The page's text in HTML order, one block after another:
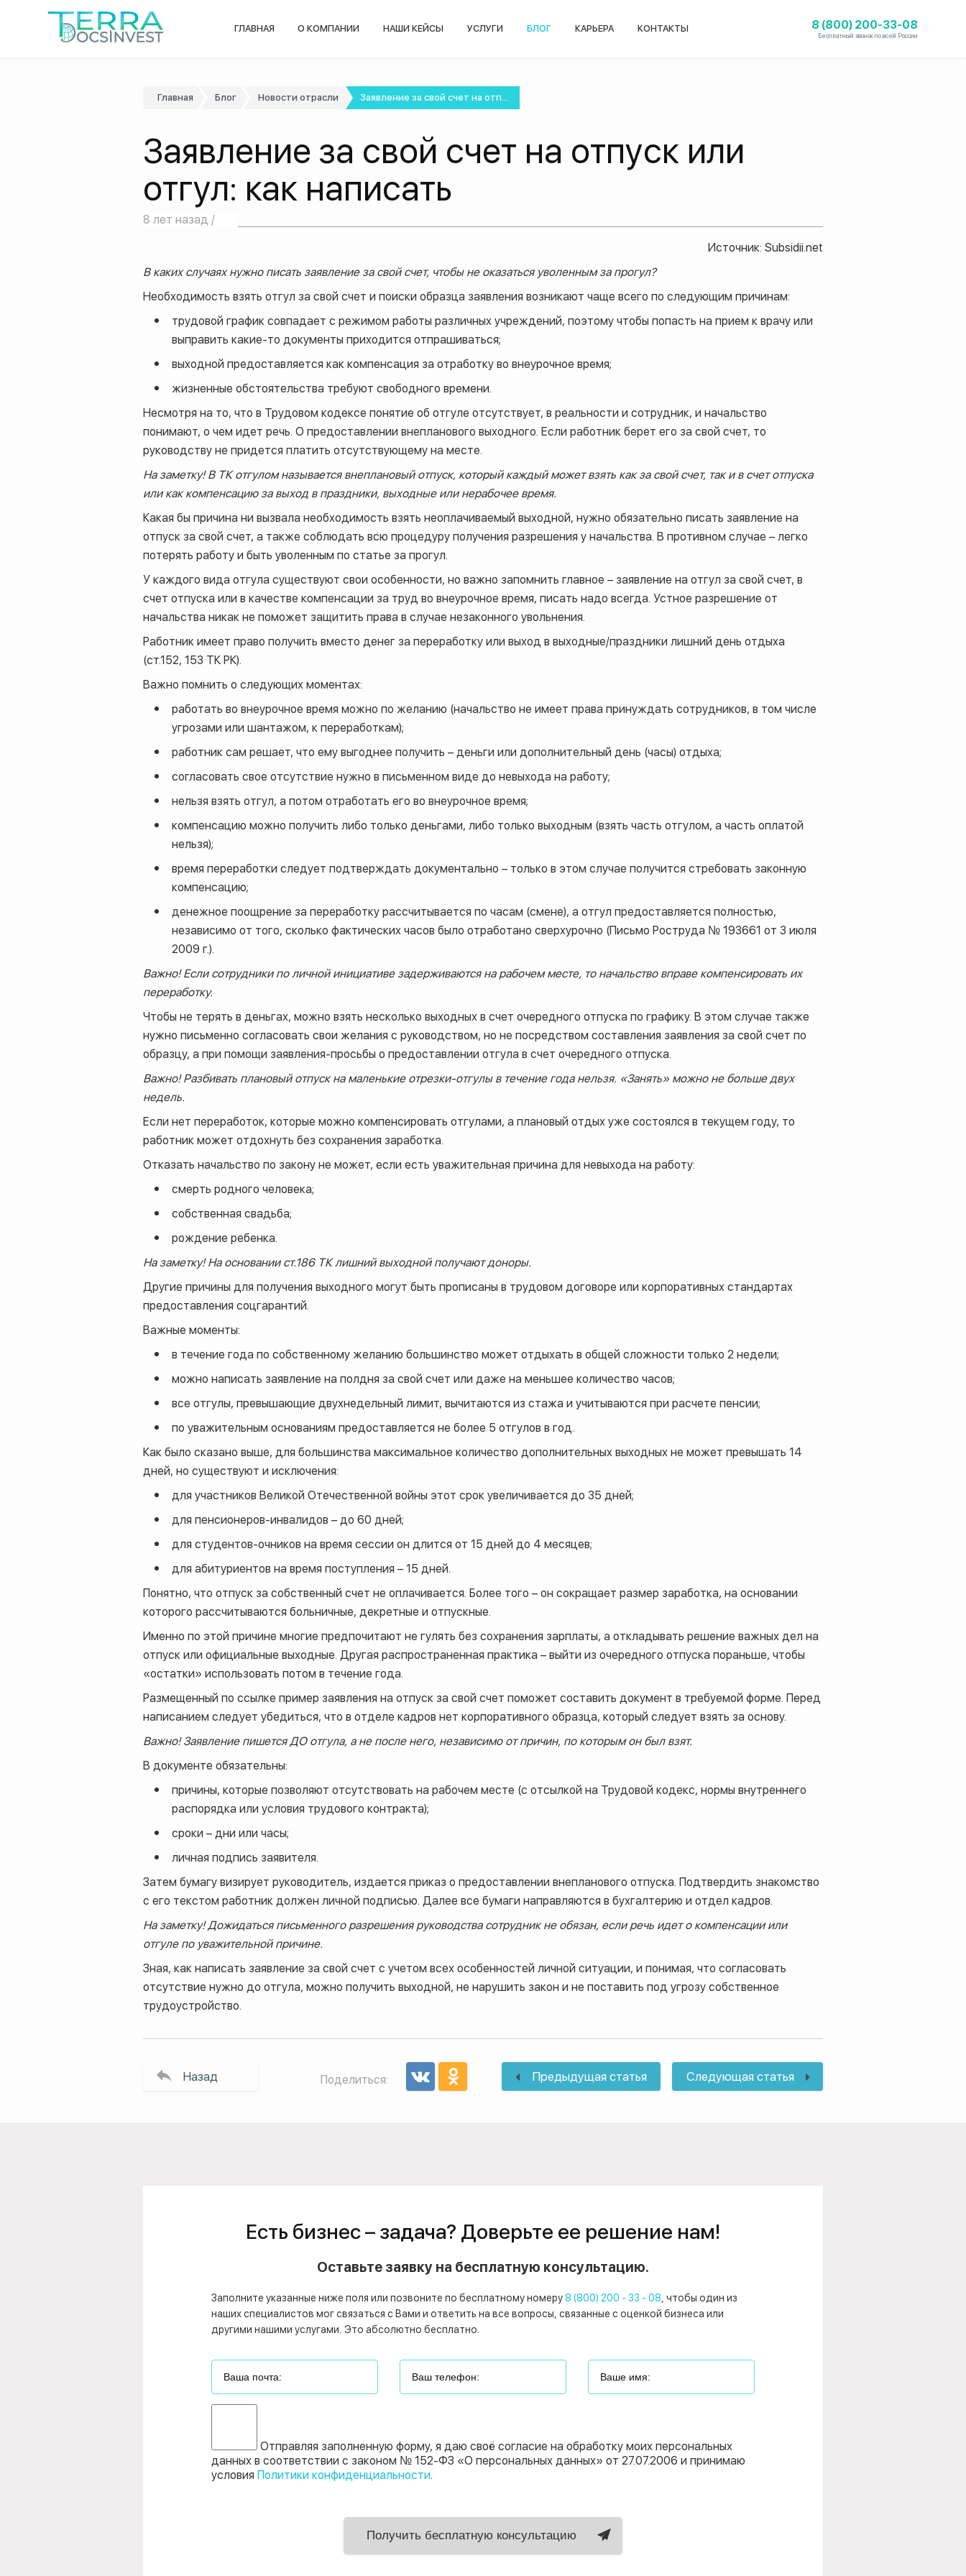
ГЛАВНАЯ О КОМПАНИИ НАШИ КЕЙСЫ УСЛУГИ БЛОГ КАРЬЕРА КОНТАКТЫ 8 (800) 200-33-08
Бесплатный звонок по всей России
Главная Блог Новости отрасли Заявление за свой счет на отп...
Заявление за свой счет на отпуск или
отгул: как написать
8 лет назад /
Источник: Subsidii.net
В каких случаях нужно писать заявление за свой счет, чтобы не оказаться уволенным за прогул?
Необходимость взять отгул за свой счет и поиски образца заявления возникают чаще всего по следующим причинам:
трудовой график совпадает с режимом работы различных учреждений, поэтому чтобы попасть на прием к врачу или
выправить какие-то документы приходится отпрашиваться;
выходной предоставляется как компенсация за отработку во внеурочное время;
жизненные обстоятельства требуют свободного времени.
Несмотря на то, что в Трудовом кодексе понятие об отгуле отсутствует, в реальности и сотрудник, и начальство
понимают, о чем идет речь. О предоставлении внепланового выходного. Если работник берет его за свой счет, то
руководству не придется платить отсутствующему на месте.
На заметку! В ТК отгулом называется внеплановый отпуск, который каждый может взять как за свой счет, так и в счет отпуска
или как компенсацию за выход в праздники, выходные или нерабочее время.
Какая бы причина ни вызвала необходимость взять неоплачиваемый выходной, нужно обязательно писать заявление на
отпуск за свой счет, а также соблюдать всю процедуру получения разрешения у начальства. В противном случае – легко
потерять работу и быть уволенным по статье за прогул.
У каждого вида отгула существуют свои особенности, но важно запомнить главное – заявление на отгул за свой счет, в
счет отпуска или в качестве компенсации за труд во внеурочное время, писать надо всегда. Устное разрешение от
начальства никак не поможет защитить права в случае незаконного увольнения.
Работник имеет право получить вместо денег за переработку или выход в выходные/праздники лишний день отдыха
(ст.152, 153 ТК РК).
Важно помнить о следующих моментах:
работать во внеурочное время можно по желанию (начальство не имеет права принуждать сотрудников, в том числе
угрозами или шантажом, к переработкам);
работник сам решает, что ему выгоднее получить – деньги или дополнительный день (часы) отдыха;
согласовать свое отсутствие нужно в письменном виде до невыхода на работу;
нельзя взять отгул, а потом отработать его во внеурочное время;
компенсацию можно получить либо только деньгами, либо только выходным (взять часть отгулом, а часть оплатой
нельзя);
время переработки следует подтверждать документально – только в этом случае получится стребовать законную
компенсацию;
денежное поощрение за переработку рассчитывается по часам (смене), а отгул предоставляется полностью,
независимо от того, сколько фактических часов было отработано сверхурочно (Письмо Роструда № 193661 от 3 июля
2009 г.).
Важно! Если сотрудники по личной инициативе задерживаются на рабочем месте, то начальство вправе компенсировать их
переработку.
Чтобы не терять в деньгах, можно взять несколько выходных в счет очередного отпуска по графику. В этом случае также
нужно письменно согласовать свои желания с руководством, но не посредством составления заявления за свой счет по
образцу, а при помощи заявления-просьбы о предоставлении отгула в счет очередного отпуска.
Важно! Разбивать плановый отпуск на маленькие отрезки-отгулы в течение года нельзя. «Занять» можно не больше двух
недель.
Если нет переработок, которые можно компенсировать отгулами, а плановый отдых уже состоялся в текущем году, то
работник может отдохнуть без сохранения заработка.
Отказать начальство по закону не может, если есть уважительная причина для невыхода на работу:
смерть родного человека;
собственная свадьба;
рождение ребенка.
На заметку! На основании ст.186 ТК лишний выходной получают доноры.
Другие причины для получения выходного могут быть прописаны в трудовом договоре или корпоративных стандартах
предоставления соцгарантий.
Важные моменты:
в течение года по собственному желанию большинство может отдыхать в общей сложности только 2 недели;
можно написать заявление на полдня за свой счет или даже на меньшее количество часов;
все отгулы, превышающие двухнедельный лимит, вычитаются из стажа и учитываются при расчете пенсии;
по уважительным основаниям предоставляется не более 5 отгулов в год.
Как было сказано выше, для большинства максимальное количество дополнительных выходных не может превышать 14
дней, но существуют и исключения:
для участников Великой Отечественной войны этот срок увеличивается до 35 дней;
для пенсионеров-инвалидов – до 60 дней;
для студентов-очников на время сессии он длится от 15 дней до 4 месяцев;
для абитуриентов на время поступления – 15 дней.
Понятно, что отпуск за собственный счет не оплачивается. Более того – он сокращает размер заработка, на основании
которого рассчитываются больничные, декретные и отпускные.
Именно по этой причине многие предпочитают не гулять без сохранения зарплаты, а откладывать решение важных дел на
отпуск или официальные выходные. Другая распространенная практика – выйти из очередного отпуска пораньше, чтобы
«остатки» использовать потом в течение года.
Размещенный по ссылке пример заявления на отпуск за свой счет поможет составить документ в требуемой форме. Перед
написанием следует убедиться, что в отделе кадров нет корпоративного образца, который следует взять за основу.
Важно! Заявление пишется ДО отгула, а не после него, независимо от причин, по которым он был взят.
В документе обязательны:
причины, которые позволяют отсутствовать на рабочем месте (с отсылкой на Трудовой кодекс, нормы внутреннего
распорядка или условия трудового контракта);
сроки – дни или часы;
личная подпись заявителя.
Затем бумагу визирует руководитель, издается приказ о предоставлении внепланового отпуска. Подтвердить знакомство
с его текстом работник должен личной подписью. Далее все бумаги направляются в бухгалтерию и отдел кадров.
На заметку! Дожидаться письменного разрешения руководства сотрудник не обязан, если речь идет о компенсации или
отгуле по уважительной причине.
Зная, как написать заявление за свой счет с учетом всех особенностей личной ситуации, и понимая, что согласовать
отсутствие нужно до отгула, можно получить выходной, не нарушить закон и не поставить под угрозу собственное
трудоустройство.
Назад Поделиться: Предыдущая статья Следующая статья
Есть бизнес – задача? Доверьте ее решение нам!
Оставьте заявку на бесплатную консультацию.
Заполните указанные ниже поля или позвоните по бесплатному номеру8 (800) 200 - 33 - 08, чтобы один из
наших специалистов мог связаться с Вами и ответить на все вопросы, связанные с оценкой бизнеса или
другими нашими услугами. Это абсолютно бесплатно.
Отправляя заполненную форму, я даю своё согласие на обработку моих персональных
данных в соответствии с законом № 152-ФЗ «О персональных данных» от 27.07.2006 и принимаю
условия Политики конфиденциальности.
Получить бесплатную консультацию